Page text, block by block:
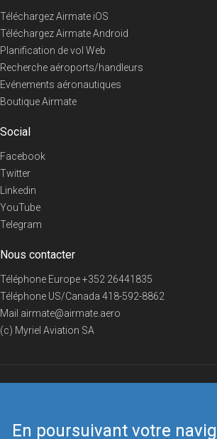
En poursuivant votre
Téléchargez Airmate iOS
Téléchargez Airmate Android
Planification de vol Web
Recherche aéroports/handleurs
Evénements aéronautiques
Boutique Airmate
Social
Facebook
Twitter
Linkedin
YouTube
Telegram
Nous contacter
Téléphone Europe+352 26441835
Téléphone US/Canada 418-592-8862
Mail airmate@airmate.aero
(c) Myriel Aviation SA